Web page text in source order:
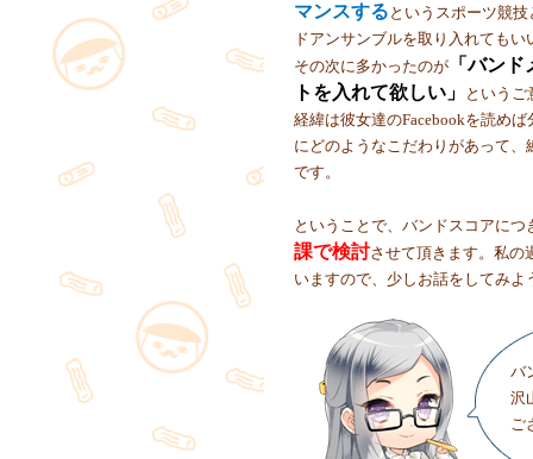
マンスする というスポーツ競
ドアンサンブルを取り入れても
その次に多かったのが 「バン
トを入れて欲しい」
というご
経緯は彼女達のFacebookを読め
にどのようなこだわりがあって
です。
ということで、バンドスコアに
課で検討させて頂きます。私の
いますので、少しお話をしてみよ
バ
沢
ご